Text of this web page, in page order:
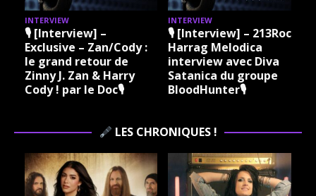
INTERVIEW
🎙 [Interview] –
Exclusive – Zan/Cody :
le grand retour de
Zinny J. Zan & Harry
Cody ! par le Doc🎙
INTERVIEW
🎙 [Interview] – 213Rock
Harrag Melodica
interview avec Diva
Satanica du groupe
BloodHunter🎙
LES CHRONIQUES !